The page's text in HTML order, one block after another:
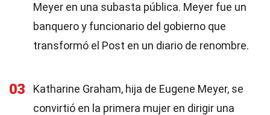
Meyer en una subasta pública. Meyer fue un
banquero y funcionario del gobierno que
transformó el Post en un diario de renombre.
03
Katharine Graham, hija de Eugene Meyer, se
convirtió en la primera mujer en dirigir una